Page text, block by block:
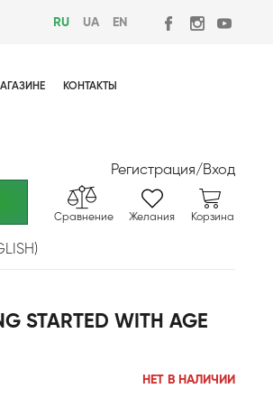
RU UA EN
КОНТАКТЫ
Регистрация/Вход
Сравнение Желания Корзина
STARTED WITH AGE
НЕТ В НАЛИЧИИ